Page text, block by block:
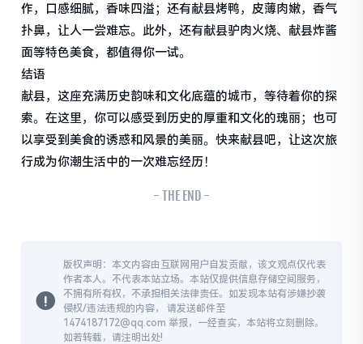
作，口感细腻，香味四溢；还有献县烤鸭，皮薄肉嫩，香气
扑鼻，让人一尝难忘。此外，还有献县驴肉火烧、献县炸酱
面等特色美食，都值得你一试。
结语
献县，这座充满历史韵味和文化底蕴的城市，等待着你的探
索。在这里，你可以感受到历史的厚重和文化的瑰丽；也可
以享受到美食的诱惑和风景的美丽。快来献县吧，让这次旅
行成为你潮生活中的一次难忘经历！
- THE END -
版权声明：本文内容由互联网用户自发贡献，该文观点仅代表
作者本人。不代表本站立场。本站仅提供信息存储空间服务，
不拥有所有权，不承担相关法律责任。如发现本站有涉嫌抄袭
侵权/违法违规的内容， 请发送邮件至
1474187172@qq.com 举报，一经查实，本站将立刻删除。
如若转载，请注明出处!